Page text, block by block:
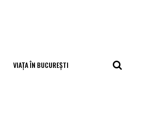
VIAȚA ÎN BUCUREȘTI